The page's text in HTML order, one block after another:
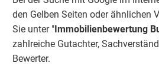
den Gelben Seiten oder ähnlichen
Sie unter " Immobilienbewertung
zahlreiche Gutachter,
Bewerter.